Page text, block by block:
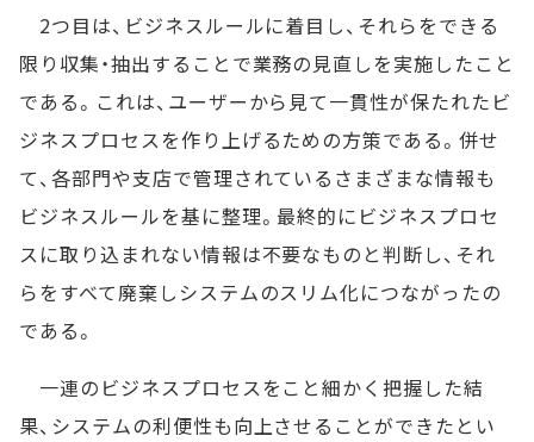
2つ目は、ビジネスルールに着目し、それらをできる
限り収集・抽出することで業務の見直しを実施したこと
である。これは、ユーザーから見て一貫性が保たれたビ
ジネスプロセスを作り上げるための方策である。併せ
て、各部門や支店で管理されているさまざまな情報も
ビジネスルールを基に整理。最終的にビジネスプロセ
スに取り込まれない情報は不要なものと判断し、それ
らをすべて廃棄しシステムのスリム化につながったの
である。
一連のビジネスプロセスをこと細かく把握した結
果、システムの利便性も向上させることができたとい